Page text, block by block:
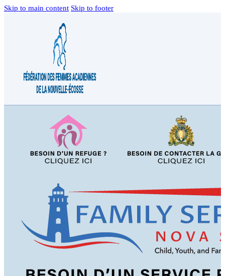
Skip to main content Skip to footer